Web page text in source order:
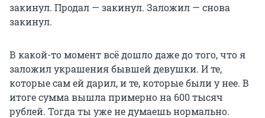
закинул. Продал — закинул. Заложил — снова
закинул.
В какой-то момент всё дошло даже до того, что я
заложил украшения бывшей девушки. И те,
которые сам ей дарил, и те, которые были у нее. В
итоге сумма вышла примерно на 600 тысяч
рублей. Тогда ты уже не думаешь нормально.